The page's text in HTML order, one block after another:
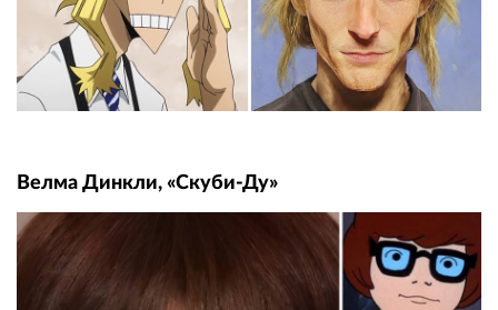
Велма Динкли, «Скуби-Ду»